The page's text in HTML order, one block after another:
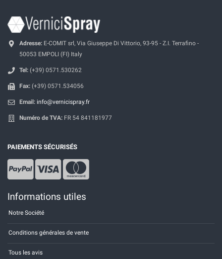
Adresse: E-COMIT srl, Via Giuseppe Di Vittorio, 93-95 - Z.I. Terrafino -
50053 EMPOLI (FI) Italy
Tel: (+39) 0571.530262
Fax: (+39) 0571.534056
Email: info@vernicispray.fr
Numéro de TVA: FR 54 841181977
PAIEMENTS SÉCURISÉS
Informations utiles
Notre Société
Conditions générales de vente
Tous les avis